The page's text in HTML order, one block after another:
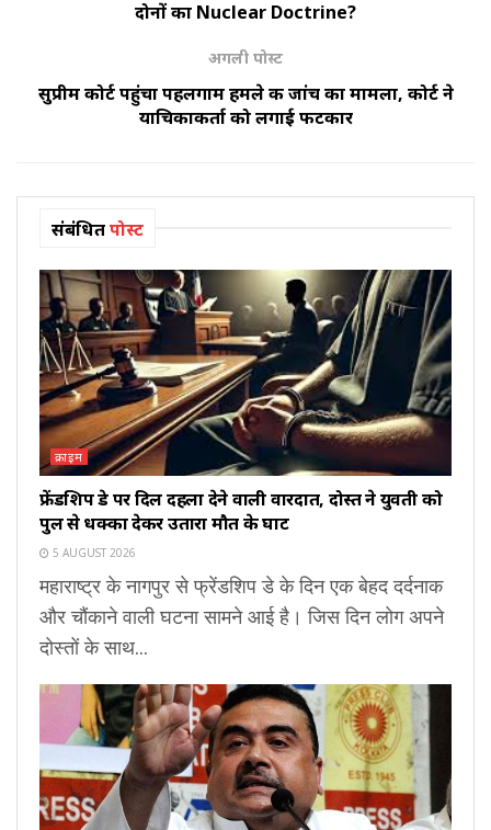
दोनों का Nuclear Doctrine?
अगली पोस्ट
सुप्रीम कोर्ट पहुंचा पहलगाम हमले की जांच का मामला, कोर्ट ने
याचिकाकर्ता को लगाई फटकार
संबंधितपोस्ट
क्राइम
फ्रेंडशिप डे पर दिल दहला देने वाली वारदात, दोस्त ने युवती को
पुल से धक्का देकर उतारा मौत के घाट
5 AUGUST 2026
महाराष्ट्र के नागपुर से फ्रेंडशिप डे के दिन एक बेहद दर्दनाक
और चौंकाने वाली घटना सामने आई है। जिस दिन लोग अपने
दोस्तों के साथ...